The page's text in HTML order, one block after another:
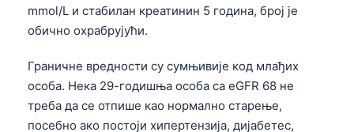
mmol/L и стабилан креатинин 5 година, број је
обично охрабрујући.
Граничне вредности су сумњивије код млађих
особа. Нека 29-годишња особа са eGFR 68 не
треба да се отпише као нормално старење,
посебно ако постоји хипертензија, дијабетес,